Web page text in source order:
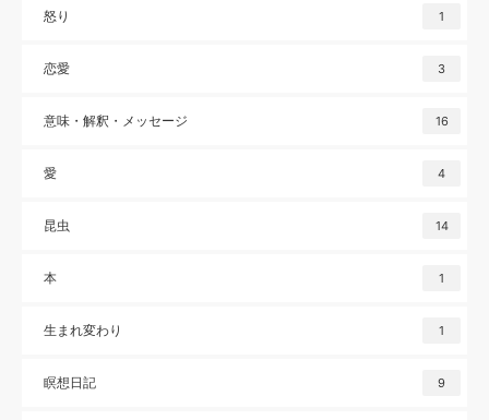
怒り 1
恋愛 3
意味・解釈・メッセージ 16
愛 4
昆虫 14
本 1
生まれ変わり 1
瞑想日記 9